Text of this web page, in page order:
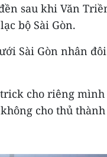
sau khi Văn
bộ Sài Gòn.
Sài Gòn nhân
cho riêng
cho thủ thành